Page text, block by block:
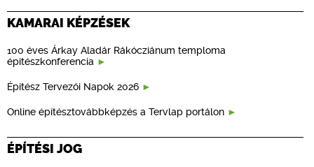
KAMARAI KÉPZÉSEK
100 éves Árkay Aladár Rákócziánum temploma
építészkonferencia
Építész Tervezői Napok 2026
Online építésztovábbképzés a Tervlap portálon
ÉPÍTÉSI JOG